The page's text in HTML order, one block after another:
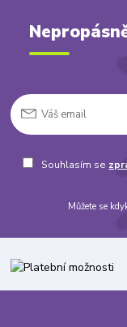
Souhlasím se
Můžete se